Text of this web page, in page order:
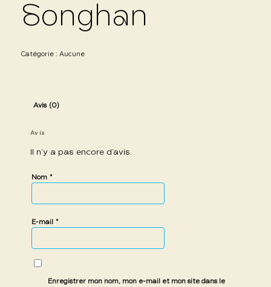
Songhan
Catégorie : Aucune
Avis (0)
Avis
Il n’y a pas encore d’avis.
Nom *
E-mail *
Enregistrer mon nom, mon e-mail et mon site dans le